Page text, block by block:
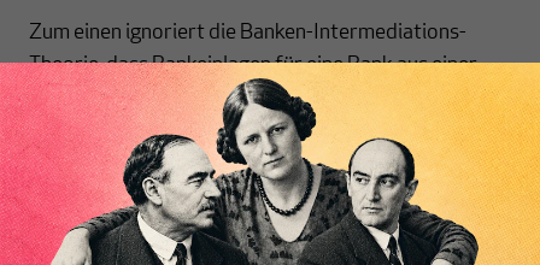
Zum einen ignoriert die Banken-Intermediations-
Theorie, dass Bankeinlagen für eine Bank aus einer
bilanziellen Perspektive Verbindlichkeiten darstellen,
die in der Bankbilanz auf der Passivseite verbucht
werden.[13]Wie sollte da eine Kreditvergabe als
Finanzintermediär buchungstechnisch ablaufen? Die
Bank kann ja nicht einfach entsprechende